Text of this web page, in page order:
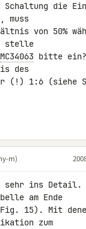
die
muss
von 50%
stelle
MC34063 bitte
des
(!) 1:6 (siehe
m)
sehr ins Detail.
am Ende
15). Mit
zum